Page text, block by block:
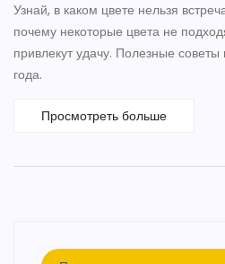
Узнай, в каком цвете нельзя
почему некоторые цвета не
привлекут удачу. Полезные
года.
Просмотреть больше